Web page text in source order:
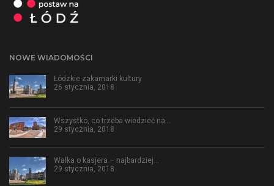
NOWE WIADOMOŚCI
Łódzkie zakamarki kultury
26 stycznia, 2018
Wszystko, co trzeba wiedzieć na…
29 stycznia, 2018
Walka o kasjera – najbardziej…
29 stycznia, 2018